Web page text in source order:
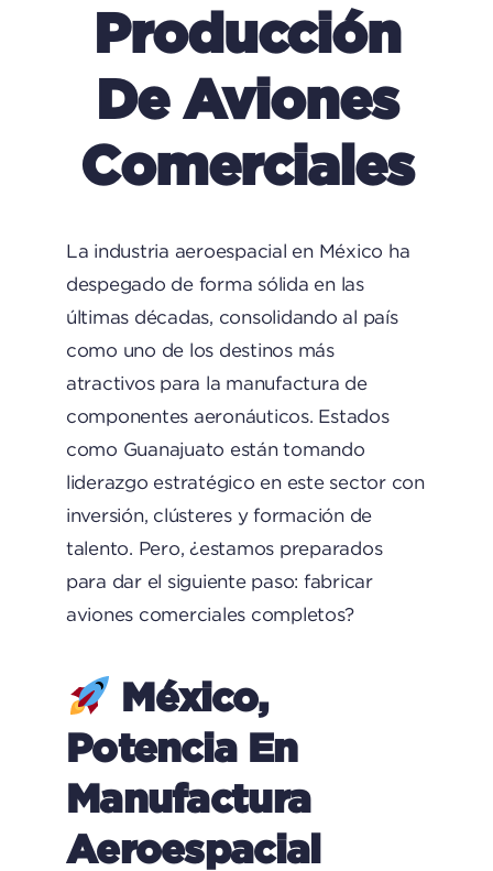
Producción
De Aviones
Comerciales
La industria aeroespacial en México ha
despegado de forma sólida en las
últimas décadas, consolidando al país
como uno de los destinos más
atractivos para la manufactura de
componentes aeronáuticos. Estados
como Guanajuato están tomando
liderazgo estratégico en este sector con
inversión, clústeres y formación de
talento. Pero, ¿estamos preparados
para dar el siguiente paso: fabricar
aviones comerciales completos?
México,
Potencia En
Manufactura
Aeroespacial